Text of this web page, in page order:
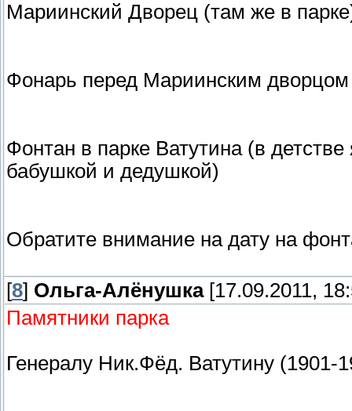
Мариинский Дворец (там же в
Фонарь перед Мариинским дворцом
Фонтан в парке Ватутина (в
бабушкой и дедушкой)
Обратите внимание на дату на
[8] Ольга-Алёнушка[17.09.2011,
Памятники парка
Генералу Ник.Фёд. Ватутину (1901-